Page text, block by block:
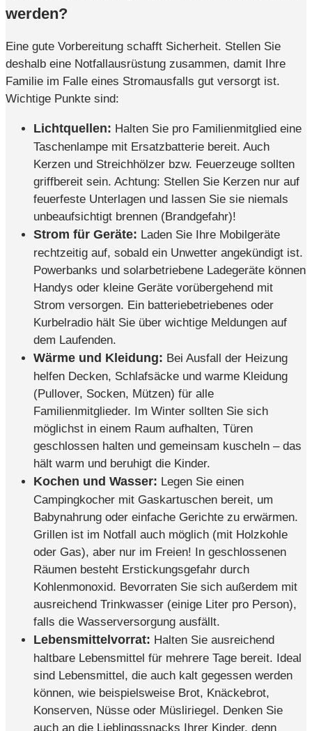
werden?
Eine gute Vorbereitung schafft Sicherheit. Stellen Sie
deshalb eine Notfallausrüstung zusammen, damit Ihre
Familie im Falle eines Stromausfalls gut versorgt ist.
Wichtige Punkte sind:
Lichtquellen: Halten Sie pro Familienmitglied eine
Taschenlampe mit Ersatzbatterie bereit. Auch
Kerzen und Streichhölzer bzw. Feuerzeuge sollten
griffbereit sein. Achtung: Stellen Sie Kerzen nur auf
feuerfeste Unterlagen und lassen Sie sie niemals
unbeaufsichtigt brennen (Brandgefahr)!
Strom für Geräte: Laden Sie Ihre Mobilgeräte
rechtzeitig auf, sobald ein Unwetter angekündigt ist.
Powerbanks und solarbetriebene Ladegeräte können
Handys oder kleine Geräte vorübergehend mit
Strom versorgen. Ein batteriebetriebenes oder
Kurbelradio hält Sie über wichtige Meldungen auf
dem Laufenden.
Wärme und Kleidung: Bei Ausfall der Heizung
helfen Decken, Schlafsäcke und warme Kleidung
(Pullover, Socken, Mützen) für alle
Familienmitglieder. Im Winter sollten Sie sich
möglichst in einem Raum aufhalten, Türen
geschlossen halten und gemeinsam kuscheln – das
hält warm und beruhigt die Kinder.
Kochen und Wasser: Legen Sie einen
Campingkocher mit Gaskartuschen bereit, um
Babynahrung oder einfache Gerichte zu erwärmen.
Grillen ist im Notfall auch möglich (mit Holzkohle
oder Gas), aber nur im Freien! In geschlossenen
Räumen besteht Erstickungsgefahr durch
Kohlenmonoxid. Bevorraten Sie sich außerdem mit
ausreichend Trinkwasser (einige Liter pro Person),
falls die Wasserversorgung ausfällt.
Lebensmittelvorrat: Halten Sie ausreichend
haltbare Lebensmittel für mehrere Tage bereit. Ideal
sind Lebensmittel, die auch kalt gegessen werden
können, wie beispielsweise Brot, Knäckebrot,
Konserven, Nüsse oder Müsliriegel. Denken Sie
auch an die Lieblingssnacks Ihrer Kinder, denn